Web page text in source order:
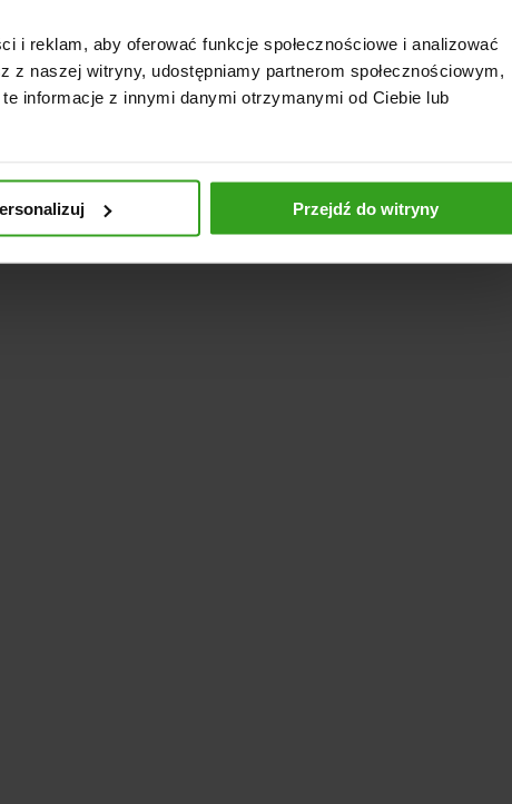
i reklam, aby oferować funkcje społecznościowe i analizować
naszej witryny, udostępniamy partnerom społecznościowym,
informacje z innymi danymi otrzymanymi od Ciebie lub
Przejdź do witryny